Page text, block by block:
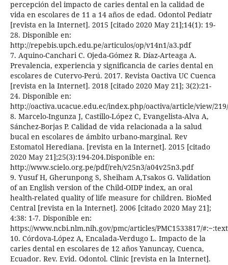
percepción del impacto de caries dental en la calidad de
vida en escolares de 11 a 14 años de edad. Odontol Pediatr
[revista en la Internet]. 2015 [citado 2020 May 21];14(1): 19-
28. Disponible en:
http://repebis.upch.edu.pe/articulos/op/v14n1/a3.pdf
7. Aquino-Canchari C. Ojeda-Gómez R. Díaz-Arteaga A.
Prevalencia, experiencia y significancia de caries dental en
escolares de Cutervo-Perú. 2017. Revista Oactiva UC Cuenca
[revista en la Internet]. 2018 [citado 2020 May 21]; 3(2):21-
24. Disponible en:
http://oactiva.ucacue.edu.ec/index.php/oactiva/article/view/
8. Marcelo-Ingunza J, Castillo-López C, Evangelista-Alva A,
Sánchez-Borjas P. Calidad de vida relacionada a la salud
bucal en escolares de ámbito urbano-marginal. Rev
Estomatol Herediana. [revista en la Internet]. 2015 [citado
2020 May 21];25(3):194-204.Disponible en:
http://www.scielo.org.pe/pdf/reh/v25n3/a04v25n3.pdf
9. Yusuf H, Gherunpong S, Sheiham A,Tsakos G. Validation
of an English version of the Child-OIDP index, an oral
health-related quality of life measure for children. BioMed
Central [revista en la Internet]. 2006 [citado 2020 May 21];
4:38: 1-7. Disponible en:
https://www.ncbi.nlm.nih.gov/pmc/articles/PMC1533817/
10. Córdova-López A, Encalada-Verdugo L. Impacto de la
caries dental en escolares de 12 años Yanuncay, Cuenca,
Ecuador. Rev. Evid. Odontol. Clinic [revista en la Internet].